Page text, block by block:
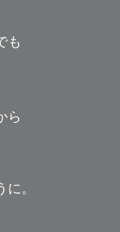
も
ら
。